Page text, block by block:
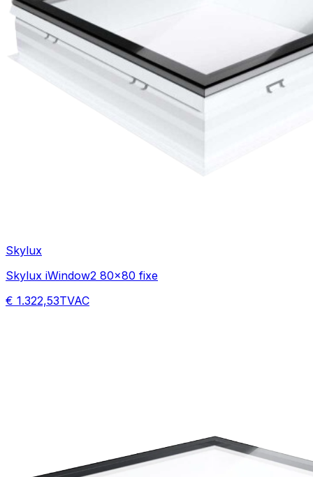
Skylux
Skylux iWindow2 80x80 fixe
€ 1.322,53TVAC